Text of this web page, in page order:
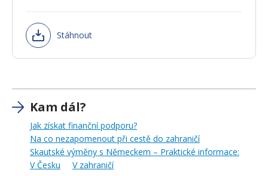
Stáhnout
Kam dál?
Jak získat finanční podporu?
Na co nezapomenout při cestě do zahraničí
Skautské výměny s Německem – Praktické informace:
V Česku
V zahraničí